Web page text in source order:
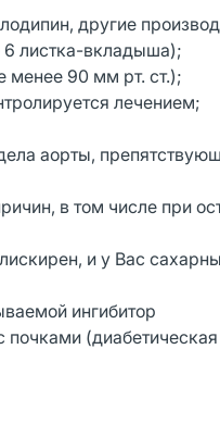
другие
6 листка-вкладыша);
менее 90 мм рт. ст.);
лечением;
аорты,
в том числе при
и у Вас
ингибитор
(диабетическая